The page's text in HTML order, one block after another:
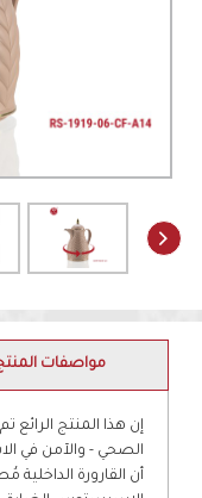
مواصفات
إن هذا المنتج
الصحي - والآمن في
أن القارورة الداخلية